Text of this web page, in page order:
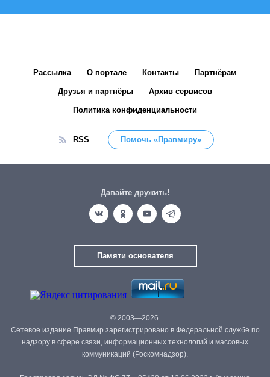
Рассылка О портале Контакты Партнёрам
Друзья и партнёры Архив сервисов
Политика конфиденциальности
RSS Помочь «Правмиру»
Давайте дружить!
Памяти основателя
© 2003—2026.
Сетевое издание Правмир зарегистрировано в Федеральной службе по
надзору в сфере связи, информационных технологий и массовых
коммуникаций (Роскомнадзор).